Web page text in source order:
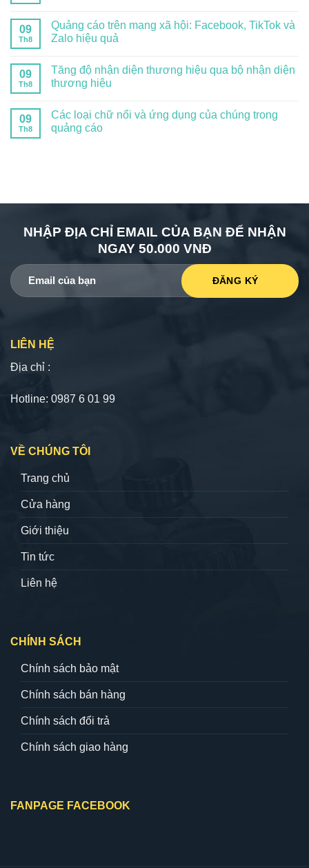
09
Th8
Quảng cáo trên mạng xã hội: Facebook, TikTok và
Zalo hiệu quả
09
Th8
Tăng độ nhận diện thương hiệu qua bộ nhận diện
thương hiệu
09
Th8
Các loại chữ nổi và ứng dụng của chúng trong
quảng cáo
NHẬP ĐỊA CHỈ EMAIL CỦA BẠN ĐỂ NHẬN
NGAY 50.000 VNĐ
LIÊN HỆ
Địa chỉ :
Hotline: 0987 6 01 99
VỀ CHÚNG TÔI
Trang chủ
Cửa hàng
Giới thiệu
Tin tức
Liên hệ
CHÍNH SÁCH
Chính sách bảo mật
Chính sách bán hàng
Chính sách đổi trả
Chính sách giao hàng
FANPAGE FACEBOOK